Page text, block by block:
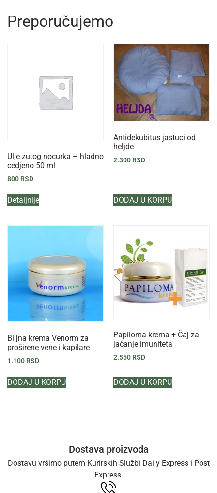
Preporučujemo
Ulje zutog nocurka – hladno
cedjeno 50 ml
800 RSD
Detaljnije
Antidekubitus jastuci od
heljde
2.300 RSD
DODAJ U KORPU
Biljna krema Venorm za
proširene vene i kapilare
1.100 RSD
DODAJ U KORPU
Papiloma krema + Čaj za
jačanje imuniteta
2.550 RSD
DODAJ U KORPU
Dostava proizvoda
Dostavu vršimo putem Kurirskih Službi Daily Express i Post
Express.